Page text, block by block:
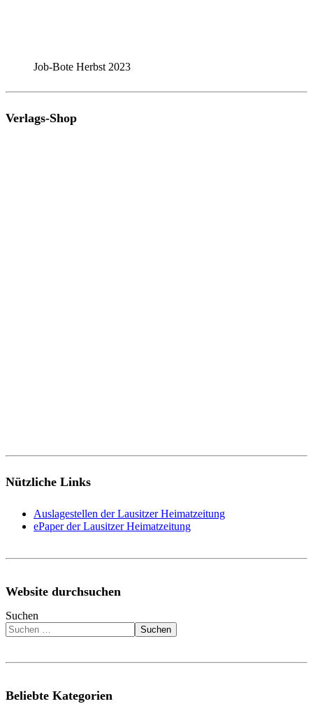
Job-Bote Herbst 2023
Verlags-Shop
Nützliche Links
Auslagestellen der Lausitzer Heimatzeitung
ePaper der Lausitzer Heimatzeitung
Website durchsuchen
Suchen
Suchen
Beliebte Kategorien